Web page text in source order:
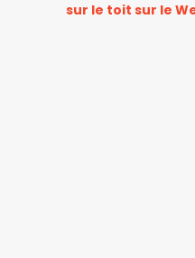
sur le toit sur le